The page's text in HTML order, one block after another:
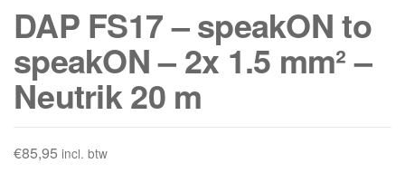
DAP FS17 – speakON to
speakON – 2x 1.5 mm² –
Neutrik 20 m
€85,95 incl. btw